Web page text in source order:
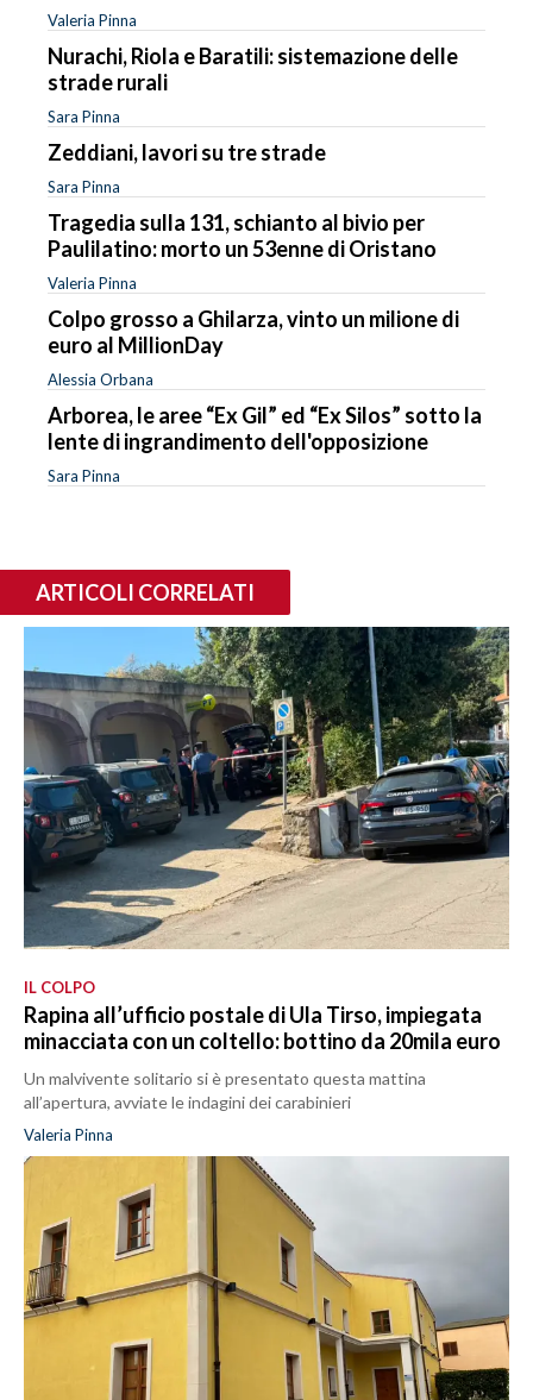
Valeria Pinna
Nurachi, Riola e Baratili: sistemazione delle
strade rurali
Sara Pinna
Zeddiani, lavori su tre strade
Sara Pinna
Tragedia sulla 131, schianto al bivio per
Paulilatino: morto un 53enne di Oristano
Valeria Pinna
Colpo grosso a Ghilarza, vinto un milione di
euro al MillionDay
Alessia Orbana
Arborea, le aree “Ex Gil” ed “Ex Silos” sotto la
lente di ingrandimento dell'opposizione
Sara Pinna
ARTICOLI CORRELATI
IL COLPO
Rapina all’ufficio postale di Ula Tirso, impiegata
minacciata con un coltello: bottino da 20mila euro
Un malvivente solitario si è presentato questa mattina
all’apertura, avviate le indagini dei carabinieri
Valeria Pinna